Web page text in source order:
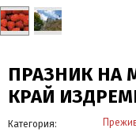
ПРАЗНИК НА
КРАЙ
Категория: